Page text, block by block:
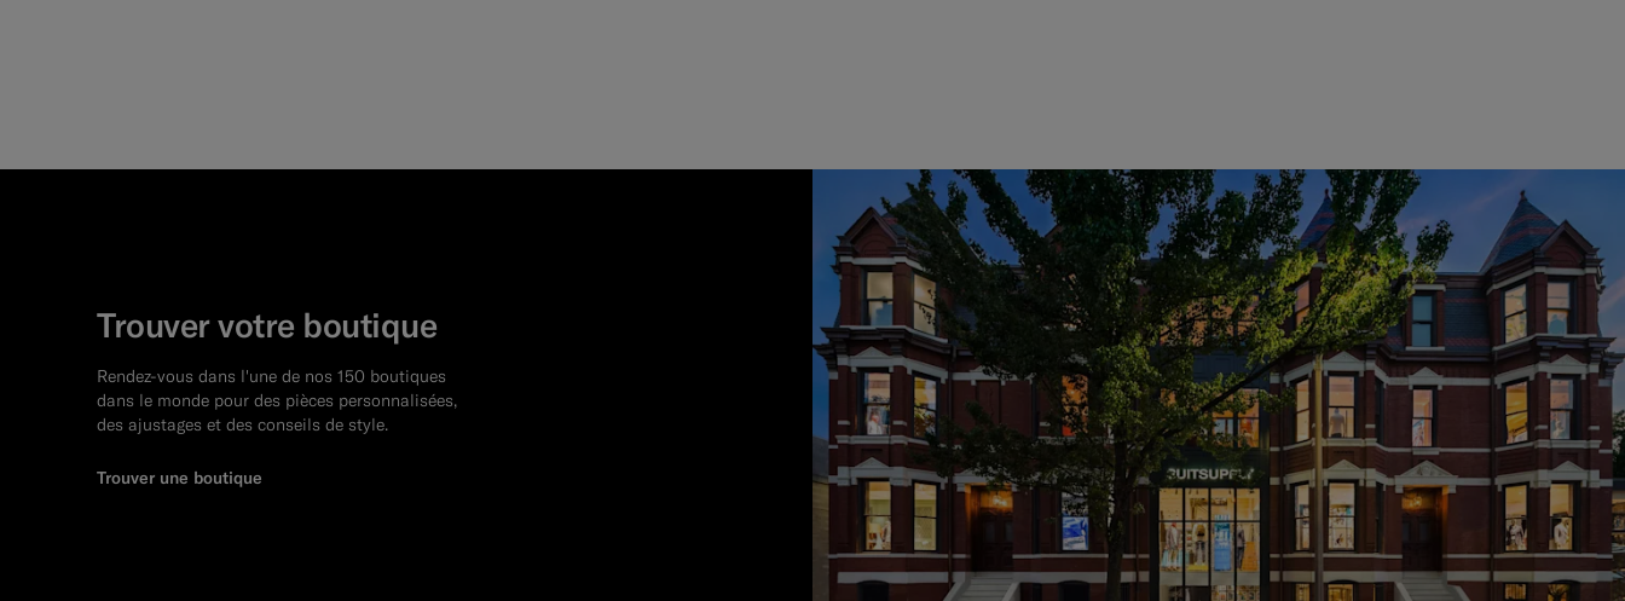
Épuisé
Chaussettes classiques noires €10
Pur coton
Trouver votre boutique
Rendez-vous dans l'une de nos 150 boutiques
dans le monde pour des pièces personnalisées,
des ajustages et des conseils de style.
Trouver une boutique